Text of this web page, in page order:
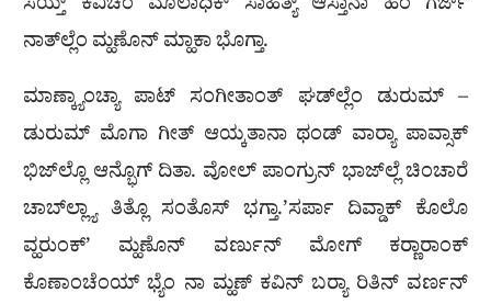
ಸಯ್ತ್ ಕವಿಚೆಂ ಮೊಲಾಧಿಕ್ ಸಾಹಿತ್ಯ್ ಆಸ್ತಾನಾ ಹೆಂ ಗರ್ಜ್
ನಾತ್‍ಲ್ಲೆಂ ಮ್ಹಣೊನ್ ಮ್ಹಾಕಾ ಭೊಗ್ತಾ.
ಮಾಣ್ಕ್ಯಾಂಚ್ಯಾ ಪಾಟ್ ಸಂಗೀತಾಂತ್ ಘಡ್‍ಲ್ಲೆಂ ಡುರುಮ್ –
ಡುರುಮ್ ಮೊಗಾ ಗೀತ್ ಆಯ್ಕತಾನಾ ಥಂಡ್ ವಾರ‍್ಯಾ ಪಾವ್ಸಾಕ್
ಭಿಜ್‍ಲ್ಲೊ ಆನ್ಭೊಗ್ ದಿತಾ. ವೋಲ್ ಪಾಂಗ್ರುನ್ ಭಾಜ್‍ಲ್ಲೆ ಚಿಂಚಾರೆ
ಚಾಬ್‍ಲ್ಲ್ಯಾ ತಿತ್ಲೊ ಸಂತೊಸ್ ಭಗ್ತಾ.’ಸರ್ಪಾ ದಿವ್ಡಾಕ್ ಕೊಲೊ
ವ್ಹರುಂಕ್’ ಮ್ಹಣೊನ್ ವರ್ಣುನ್ ಮೋಗ್ ಕರ‍್ಣಾರಾಂಕ್
ಕೊಣಾಂಚೆಂಯ್ ಭ್ಯೆಂ ನಾ ಮ್ಹಣ್ ಕವಿನ್ ಬರ‍್ಯಾ ರಿತಿನ್ ವರ್ಣನ್